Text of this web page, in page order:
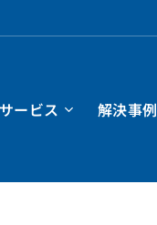
ービス 解決事例